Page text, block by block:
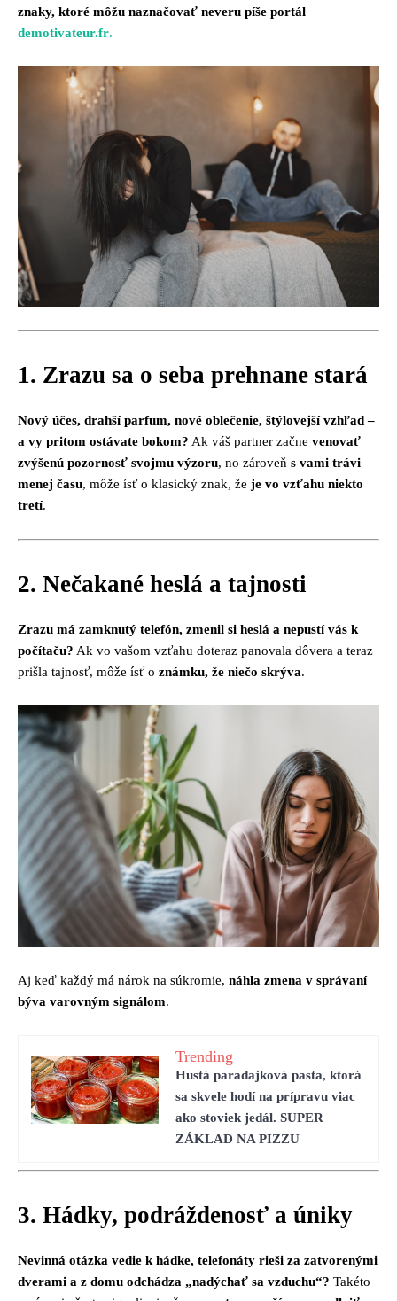
znaky, ktoré môžu naznačovať neveru píše portál
demotivateur.fr.
1. Zrazu sa o seba prehnane stará
Nový účes, drahší parfum, nové oblečenie, štýlovejší vzhľad –
a vy pritom ostávate bokom? Ak váš partner začne venovať
zvýšenú pozornosť svojmu výzoru, no zároveň s vami trávi
menej času, môže ísť o klasický znak, že je vo vzťahu niekto
tretí.
2. Nečakané heslá a tajnosti
Zrazu má zamknutý telefón, zmenil si heslá a nepustí vás k
počítaču? Ak vo vašom vzťahu doteraz panovala dôvera a teraz
prišla tajnosť, môže ísť o známku, že niečo skrýva.
Aj keď každý má nárok na súkromie, náhla zmena v správaní
býva varovným signálom.
Trending
Hustá paradajková pasta, ktorá
sa skvele hodí na prípravu viac
ako stoviek jedál. SUPER
ZÁKLAD NA PIZZU
3. Hádky, podráždenosť a úniky
Nevinná otázka vedie k hádke, telefonáty rieši za zatvorenými
dverami a z domu odchádza „nadýchať sa vzduchu“? Takéto